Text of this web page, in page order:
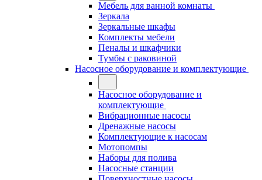
Мебель для ванной комнаты
Зеркала
Зеркальные шкафы
Комплекты мебели
Пеналы и шкафчики
Тумбы с раковиной
Насосное оборудование и комплектующие
Насосное оборудование и
комплектующие
Вибрационные насосы
Дренажные насосы
Комплектующие к насосам
Мотопомпы
Наборы для полива
Насосные станции